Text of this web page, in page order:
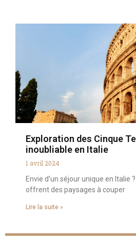
Exploration des Cinque
inoubliable en Italie
1 avril 2024
Envie d’un séjour unique en Italie
offrent des paysages à couper
Lire la suite »